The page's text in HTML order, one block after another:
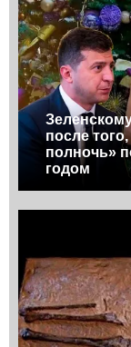
после
полночь»
годом